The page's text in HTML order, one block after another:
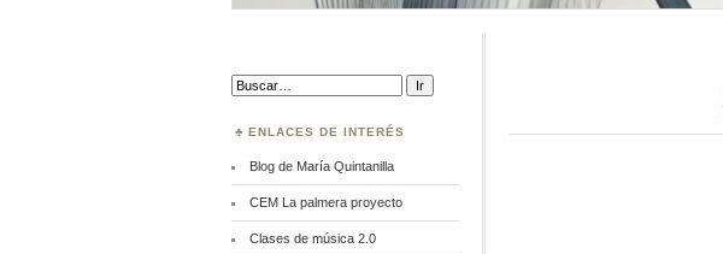
Buscar:
ENLACES DE INTERÉS
Blog de María Quintanilla
CEM La palmera proyecto
Clases de música 2.0